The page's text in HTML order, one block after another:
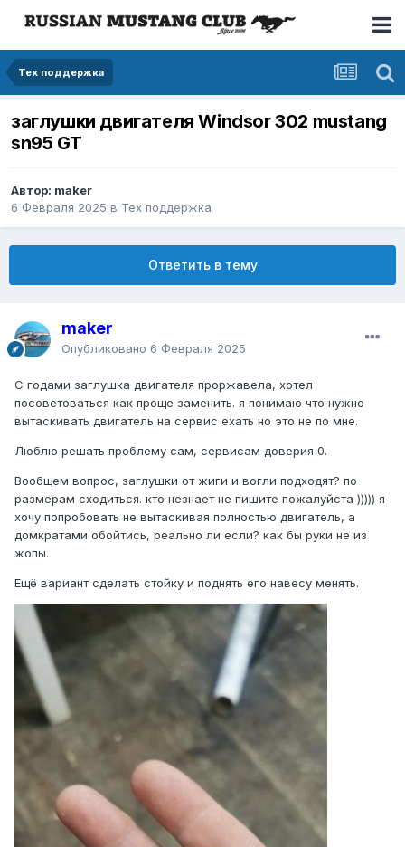
Тех поддержка
заглушки двигателя Windsor 302 mustang
sn95 GT
Автор: maker
6 Февраля 2025 в Тех поддержка
Ответить в тему
maker
Опубликовано 6 Февраля 2025
С годами заглушка двигателя проржавела, хотел
посоветоваться как проще заменить. я понимаю что нужно
вытаскивать двигатель на сервис ехать но это не по мне.
Люблю решать проблему сам, сервисам доверия 0.
Вообщем вопрос, заглушки от жиги и вогли подходят? по
размерам сходиться. кто незнает не пишите пожалуйста ))))) я
хочу попробовать не вытаскивая полностью двигатель, а
домкратами обойтись, реально ли если? как бы руки не из
жопы.
Ещё вариант сделать стойку и поднять его навесу менять.